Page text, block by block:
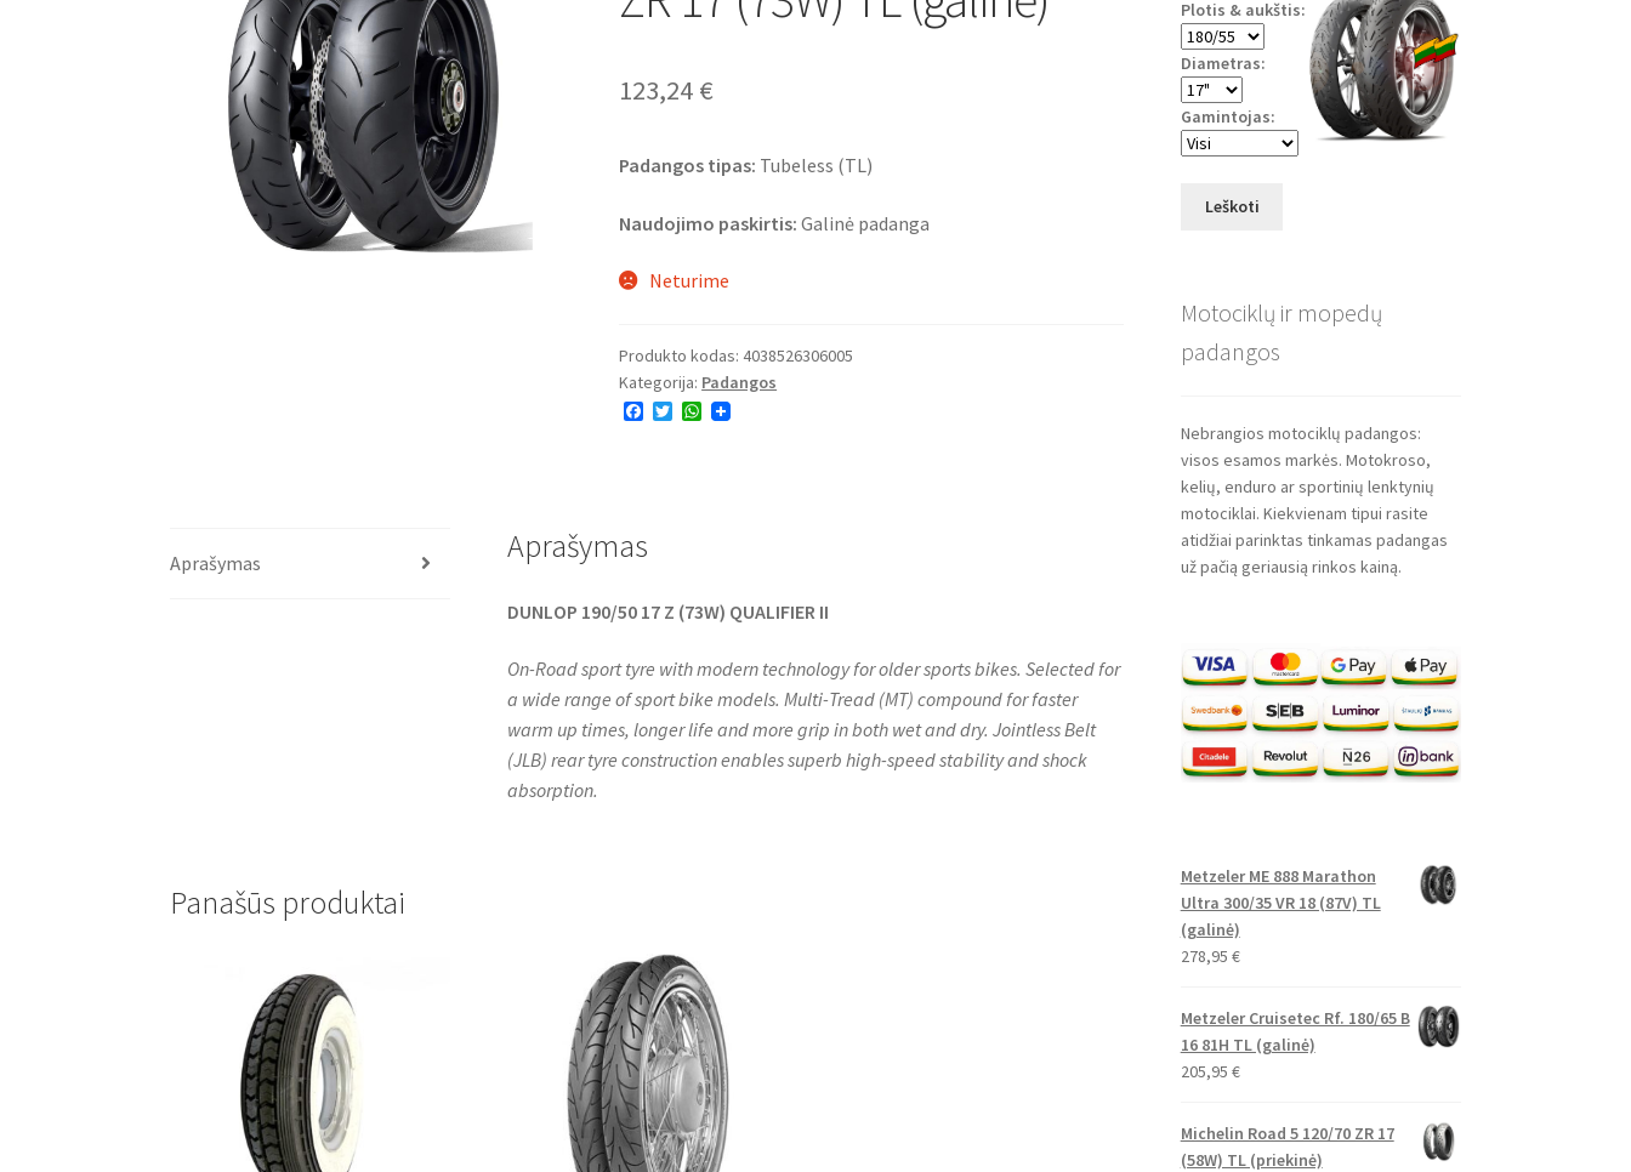
123,24 €
Padangos tipas: Tubeless (TL)
Naudojimo paskirtis: Galinė padanga
Neturime
Produkto kodas:4038526306005
Kategorija: Padangos
F
k
T
W
Aprašymas Aprašymas
DUNLOP 190/50 17 Z (73W) QUALIFIER II
On-Road sport tyre with modern technology for older sports bikes. Selected for
a wide range of sport bike models. Multi-Tread (MT) compound for faster
warm up times, longer life and more grip in both wet and dry. Jointless Belt
(JLB) rear tyre construction enables superb high-speed stability and shock
absorption.
Panašūs produktai
Plotis & aukštis:
Diametras:
Gamintojas:
Leškoti
Motociklų ir mopedų
padangos
Nebrangios motociklų padangos:
visos esamos markės. Motokroso,
kelių, enduro ar sportinių lenktynių
motociklai. Kiekvienam tipui rasite
atidžiai parinktas tinkamas padangas
už pačią geriausią rinkos kainą.
Metzeler ME 888 Marathon
Ultra 300/35 VR 18 (87V) TL
(galinė)
278,95 €
Metzeler Cruisetec Rf. 180/65 B
16 81H TL (galinė)
205,95 €
Michelin Road 5 120/70 ZR 17
(58W) TL (priekinė)